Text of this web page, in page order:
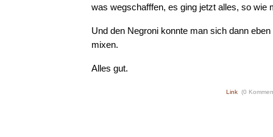
was wegschafffen, es ging jetzt alles, so wie
Und den Negroni konnte man sich dann
mixen.
Alles gut.
Link (0